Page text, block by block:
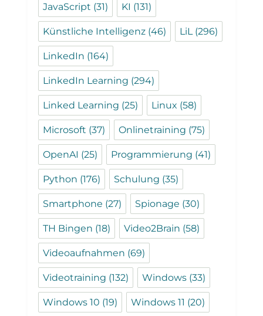
JavaScript (31) KI (131)
Künstliche Intelligenz (46) LiL(296)
LinkedIn (164)
LinkedIn Learning (294)
Linked Learning (25) Linux (58)
Microsoft (37) Onlinetraining (75)
OpenAI (25) Programmierung (41)
Python (176) Schulung (35)
Smartphone (27) Spionage (30)
TH Bingen (18) Video2Brain (58)
Videoaufnahmen (69)
Videotraining (132) Windows (33)
Windows 10 (19) Windows 11 (20)